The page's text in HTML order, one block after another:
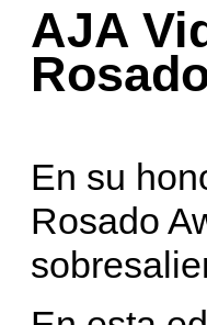
AJA
En su
Rosado